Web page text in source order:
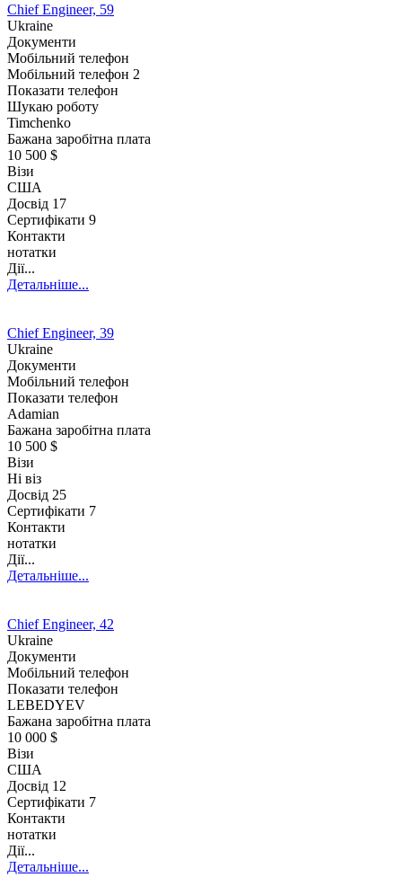
Chief Engineer, 59
Ukraine
Документи
Мобільний телефон
Мобільний телефон 2
Показати телефон
Шукаю роботу
Timchenko
Бажана заробітна плата
10 500 $
Візи
США
Досвід 17
Сертифікати 9
Контакти
нотатки
Дії...
Детальніше...
Chief Engineer, 39
Ukraine
Документи
Мобільний телефон
Показати телефон
Adamian
Бажана заробітна плата
10 500 $
Візи
Ні віз
Досвід 25
Сертифікати 7
Контакти
нотатки
Дії...
Детальніше...
Chief Engineer, 42
Ukraine
Документи
Мобільний телефон
Показати телефон
LEBEDYEV
Бажана заробітна плата
10 000 $
Візи
США
Досвід 12
Сертифікати 7
Контакти
нотатки
Дії...
Детальніше...